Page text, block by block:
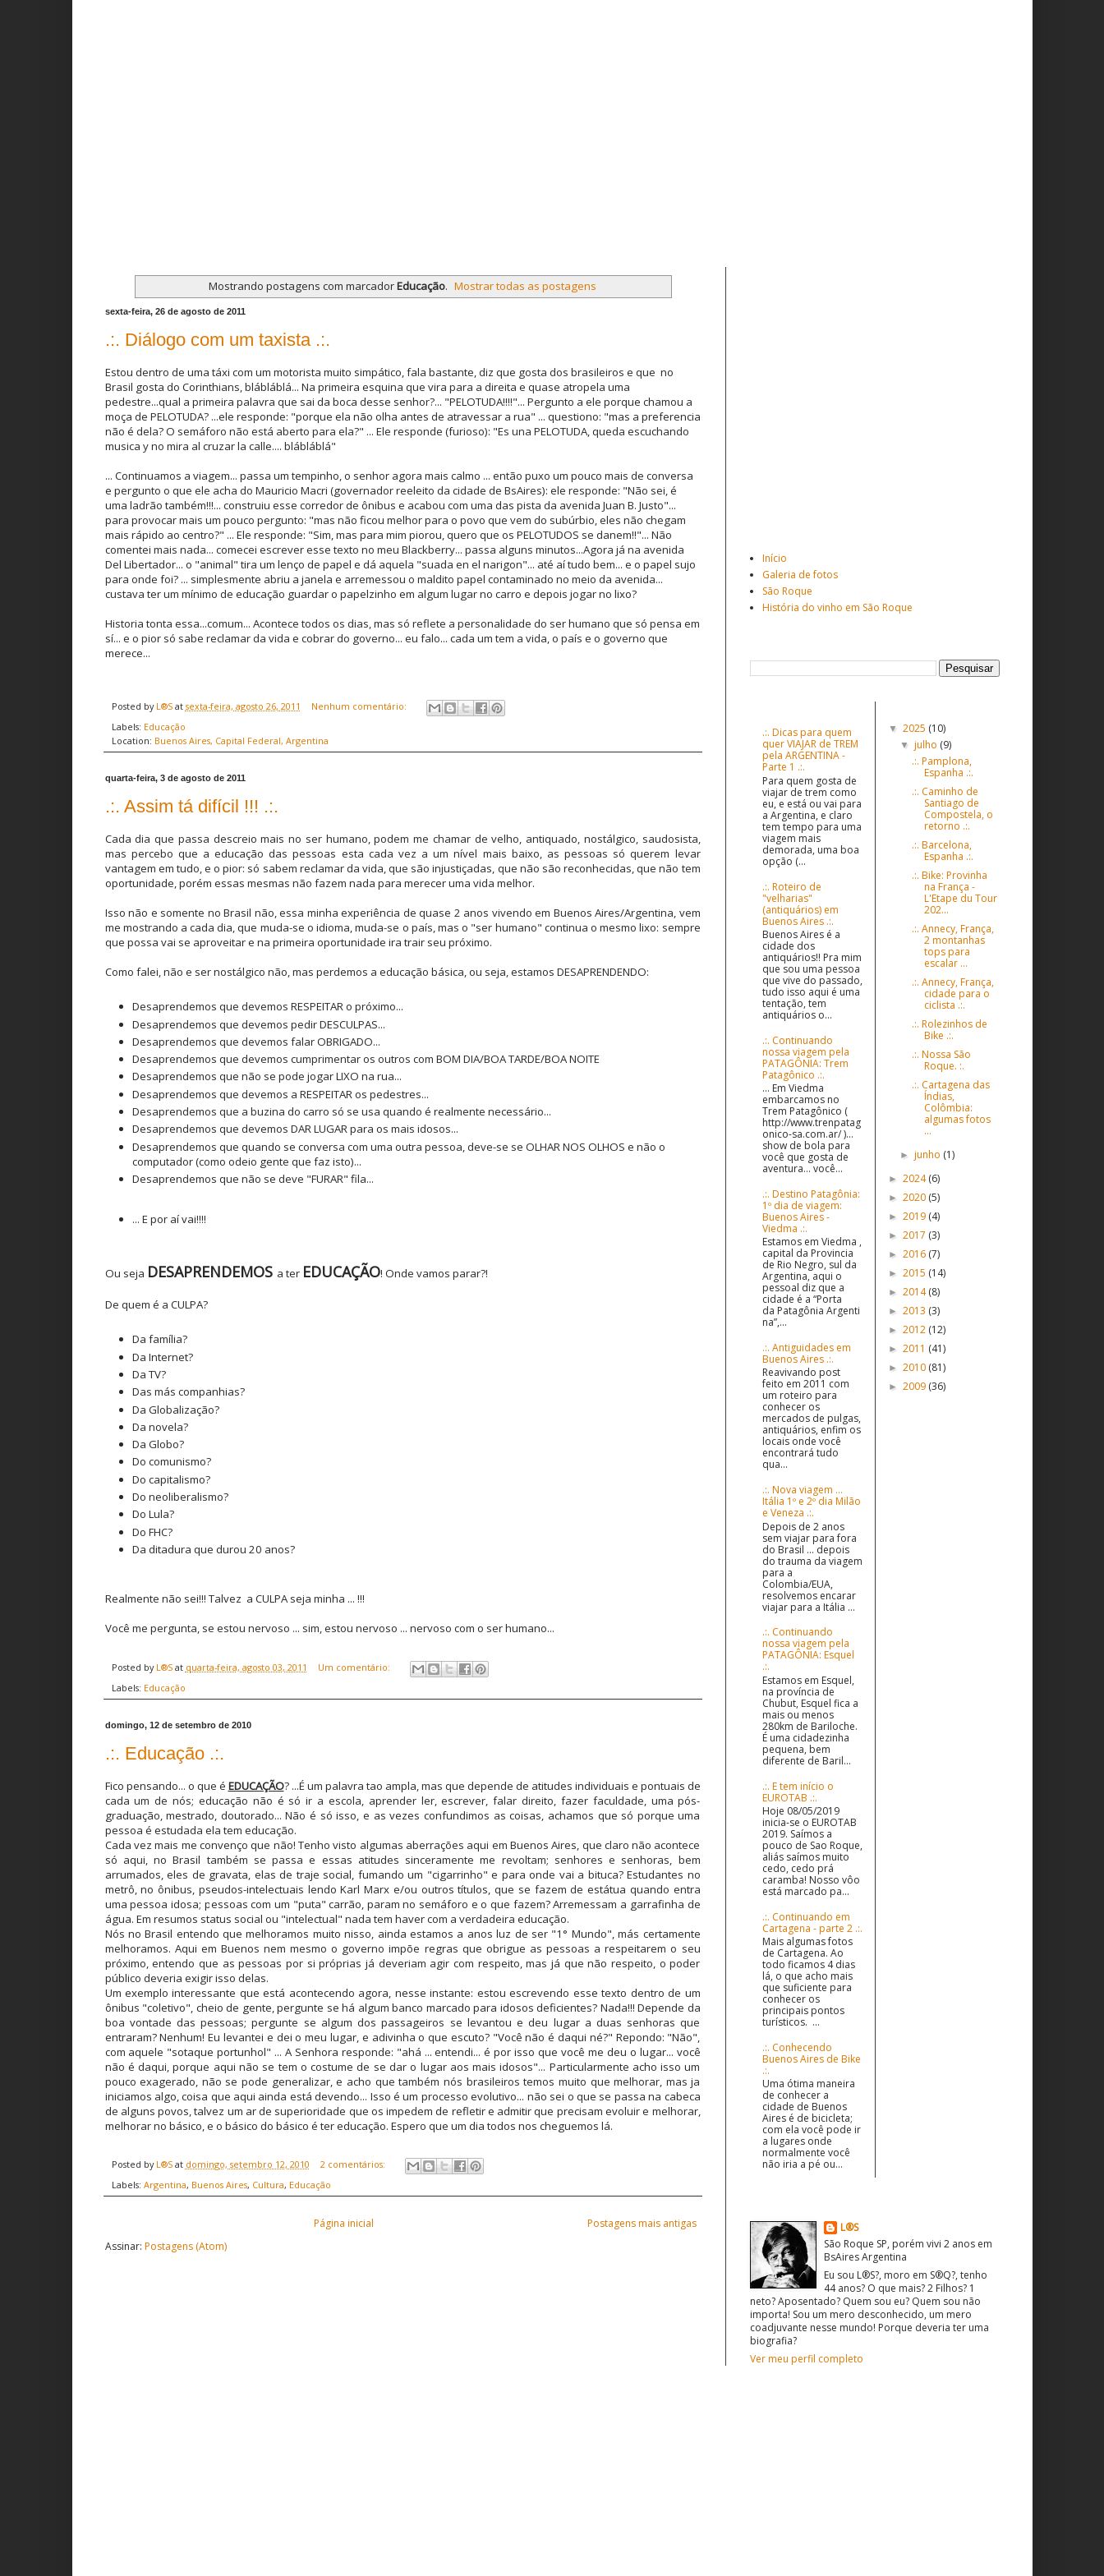
Mostrando postagens com marcadorEducação. Mostrar todas as postagens
sexta-feira, 26 de agosto de 2011
.:. Diálogo com um taxista .:.
Estou dentro de uma táxi com um motorista muito simpático, fala bastante, diz que gosta dos brasileiros e que no
Brasil gosta do Corinthians, blábláblá... Na primeira esquina que vira para a direita e quase atropela uma
pedestre...qual a primeira palavra que sai da boca desse senhor?... "PELOTUDA!!!!"... Pergunto a ele porque chamou a
moça de PELOTUDA? ...ele responde: "porque ela não olha antes de atravessar a rua" ... questiono: "mas a preferencia
não é dela? O semáforo não está aberto para ela?" ... Ele responde (furioso): "Es una PELOTUDA, queda escuchando
musica y no mira al cruzar la calle.... blábláblá"
... Continuamos a viagem... passa um tempinho, o senhor agora mais calmo ... então puxo um pouco mais de conversa
e pergunto o que ele acha do Mauricio Macri (governador reeleito da cidade de BsAires): ele responde: "Não sei, é
uma ladrão também!!!... construiu esse corredor de ônibus e acabou com uma das pista da avenida Juan B. Justo"...
para provocar mais um pouco pergunto: "mas não ficou melhor para o povo que vem do subúrbio, eles não chegam
mais rápido ao centro?" ... Ele responde: "Sim, mas para mim piorou, quero que os PELOTUDOS se danem!!"... Não
comentei mais nada... comecei escrever esse texto no meu Blackberry... passa alguns minutos...Agora já na avenida
Del Libertador... o "animal" tira um lenço de papel e dá aquela "suada en el narigon"... até aí tudo bem... e o papel sujo
para onde foi? ... simplesmente abriu a janela e arremessou o maldito papel contaminado no meio da avenida...
custava ter um mínimo de educação guardar o papelzinho em algum lugar no carro e depois jogar no lixo?
Historia tonta essa...comum... Acontece todos os dias, mas só reflete a personalidade do ser humano que só pensa em
sí... e o pior só sabe reclamar da vida e cobrar do governo... eu falo... cada um tem a vida, o país e o governo que
merece...
Posted by L®S at sexta-feira, agosto 26, 2011
Nenhum comentário:
Labels: Educação
Location: Buenos Aires, Capital Federal, Argentina
quarta-feira, 3 de agosto de 2011
.:. Assim tá difícil !!! .:.
Cada dia que passa descreio mais no ser humano, podem me chamar de velho, antiquado, nostálgico, saudosista,
mas percebo que a educação das pessoas esta cada vez a um nível mais baixo, as pessoas só querem levar
vantagem em tudo, e o pior: só sabem reclamar da vida, que são injustiçadas, que não são reconhecidas, que não tem
oportunidade, porém essas mesmas não fazem nada para merecer uma vida melhor.
Isso não e somente no Brasil não, essa minha experiência de quase 2 anos vivendo em Buenos Aires/Argentina, vem
me mostrando a cada dia, que muda-se o idioma, muda-se o país, mas o "ser humano" continua o mesmo lixo: sempre
que possa vai se aproveitar e na primeira oportunidade ira trair seu próximo.
Como falei, não e ser nostálgico não, mas perdemos a educação básica, ou seja, estamos DESAPRENDENDO:
Desaprendemos que devemos RESPEITAR o próximo...
Desaprendemos que devemos pedir DESCULPAS...
Desaprendemos que devemos falar OBRIGADO...
Desaprendemos que devemos cumprimentar os outros com BOM DIA/BOA TARDE/BOA NOITE
Desaprendemos que não se pode jogar LIXO na rua...
Desaprendemos que devemos a RESPEITAR os pedestres...
Desaprendemos que a buzina do carro só se usa quando é realmente necessário...
Desaprendemos que devemos DAR LUGAR para os mais idosos...
Desaprendemos que quando se conversa com uma outra pessoa, deve-se se OLHAR NOS OLHOS e não o
computador (como odeio gente que faz isto)...
Desaprendemos que não se deve "FURAR" fila...
... E por aí vai!!!!
Ou seja DESAPRENDEMOS a ter EDUCAÇÃO! Onde vamos parar?!
De quem é a CULPA?
Da família?
Da Internet?
Da TV?
Das más companhias?
Da Globalização?
Da novela?
Da Globo?
Do comunismo?
Do capitalismo?
Do neoliberalismo?
Do Lula?
Do FHC?
Da ditadura que durou 20 anos?
Realmente não sei!!! Talvez a CULPA seja minha ... !!!
Você me pergunta, se estou nervoso ... sim, estou nervoso ... nervoso com o ser humano...
Posted by L®S at quarta-feira, agosto 03, 2011
Um comentário:
Labels: Educação
domingo, 12 de setembro de 2010
.:. Educação .:.
Fico pensando... o que é EDUCAÇÃO? ...É um palavra tao ampla, mas que depende de atitudes individuais e pontuais de
cada um de nós; educação não é só ir a escola, aprender ler, escrever, falar direito, fazer faculdade, uma pós-
graduação, mestrado, doutorado... Não é só isso, e as vezes confundimos as coisas, achamos que só porque uma
pessoa é estudada ela tem educação.
Cada vez mais me convenço que não! Tenho visto algumas aberrações aqui em Buenos Aires, que claro não acontece
só aqui, no Brasil também se passa e essas atitudes sinceramente me revoltam; senhores e senhoras, bem
arrumados, eles de gravata, elas de traje social, fumando um "cigarrinho" e para onde vai a bituca? Estudantes no
metrô, no ônibus, pseudos-intelectuais lendo Karl Marx e/ou outros títulos, que se fazem de estátua quando entra
uma pessoa idosa; pessoas com um "puta" carrão, param no semáforo e o que fazem? Arremessam a garrafinha de
água. Em resumos status social ou "intelectual" nada tem haver com a verdadeira educação.
Nós no Brasil entendo que melhoramos muito nisso, ainda estamos a anos luz de ser "1° Mundo", más certamente
melhoramos. Aqui em Buenos nem mesmo o governo impõe regras que obrigue as pessoas a respeitarem o seu
próximo, entendo que as pessoas por si próprias já deveriam agir com respeito, mas já que não respeito, o poder
público deveria exigir isso delas.
Um exemplo interessante que está acontecendo agora, nesse instante: estou escrevendo esse texto dentro de um
ônibus "coletivo", cheio de gente, pergunte se há algum banco marcado para idosos deficientes? Nada!!! Depende da
boa vontade das pessoas; pergunte se algum dos passageiros se levantou e deu lugar a duas senhoras que
entraram? Nenhum! Eu levantei e dei o meu lugar, e adivinha o que escuto? "Você não é daqui né?" Repondo: "Não",
com aquele "sotaque portunhol" ... A Senhora responde: "ahá ... entendi... é por isso que você me deu o lugar... você
não é daqui, porque aqui não se tem o costume de se dar o lugar aos mais idosos"... Particularmente acho isso um
pouco exagerado, não se pode generalizar, e acho que também nós brasileiros temos muito que melhorar, mas ja
iniciamos algo, coisa que aqui ainda está devendo... Isso é um processo evolutivo... não sei o que se passa na cabeca
de alguns povos, talvez um ar de superioridade que os impedem de refletir e admitir que precisam evoluir e melhorar,
melhorar no básico, e o básico do básico é ter educação. Espero que um dia todos nos cheguemos lá.
Posted by L®S at domingo, setembro 12, 2010
2 comentários:
Labels: Argentina, Buenos Aires, Cultura, Educação
Postagens mais antigas
Página inicial
Assinar: Postagens (Atom)
Início
Galeria de fotos
São Roque
História do vinho em São Roque
.:. Dicas para quem
quer VIAJAR de TREM
pela ARGENTINA -
Parte 1 .:.
Para quem gosta de
viajar de trem como
eu, e está ou vai para
a Argentina, e claro
tem tempo para uma
viagem mais
demorada, uma boa
opção (...
.:. Roteiro de
"velharias"
(antiquários) em
Buenos Aires .:.
Buenos Aires é a
cidade dos
antiquários!! Pra mim
que sou uma pessoa
que vive do passado,
tudo isso aqui é uma
tentação, tem
antiquários o...
.:. Continuando
nossa viagem pela
PATAGÔNIA: Trem
Patagônico .:.
... Em Viedma
embarcamos no
Trem Patagônico (
http://www.trenpatag
onico-sa.com.ar/ )...
show de bola para
você que gosta de
aventura... você...
.:. Destino Patagônia:
1º dia de viagem:
Buenos Aires -
Viedma .:.
Estamos em Viedma ,
capital da Provincia
de Rio Negro, sul da
Argentina, aqui o
pessoal diz que a
cidade é a “Porta
da Patagônia Argenti
na”,...
.:. Antiguidades em
Buenos Aires .:.
Reavivando post
feito em 2011 com
um roteiro para
conhecer os
mercados de pulgas,
antiquários, enfim os
locais onde você
encontrará tudo
qua...
.:. Nova viagem ...
Itália 1º e 2º dia Milão
e Veneza .:.
Depois de 2 anos
sem viajar para fora
do Brasil ... depois
do trauma da viagem
para a
Colombia/EUA,
resolvemos encarar
viajar para a Itália ...
.:. Continuando
nossa viagem pela
PATAGÔNIA: Esquel
.:.
Estamos em Esquel,
na província de
Chubut, Esquel fica a
mais ou menos
280km de Bariloche.
É uma cidadezinha
pequena, bem
diferente de Baril...
.:. E tem início o
EUROTAB .:.
Hoje 08/05/2019
inicia-se o EUROTAB
2019. Saímos a
pouco de Sao Roque,
aliás saímos muito
cedo, cedo prá
caramba! Nosso vôo
está marcado pa...
.:. Continuando em
Cartagena - parte 2 .:.
Mais algumas fotos
de Cartagena. Ao
todo ficamos 4 dias
lá, o que acho mais
que suficiente para
conhecer os
principais pontos
turísticos. ...
.:. Conhecendo
Buenos Aires de Bike
.:.
Uma ótima maneira
de conhecer a
cidade de Buenos
Aires é de bicicleta;
com ela você pode ir
a lugares onde
normalmente você
não iria a pé ou...
▼ 2025 (10)
▼ julho (9)
.:. Pamplona,
Espanha .:.
.:. Caminho de
Santiago de
Compostela, o
retorno .:.
.:. Barcelona,
Espanha .:.
.:. Bike: Provinha
na França -
L'Etape du Tour
202...
.:. Annecy, França,
2 montanhas
tops para
escalar ...
.:. Annecy, França,
cidade para o
ciclista .:.
.:. Rolezinhos de
Bike .:.
.:. Nossa São
Roque. :.
.:. Cartagena das
Índias,
Colômbia:
algumas fotos
...
► junho (1)
► 2024(6)
► 2020 (5)
► 2019 (4)
► 2017 (3)
► 2016 (7)
► 2015 (14)
► 2014(8)
► 2013 (3)
► 2012 (12)
► 2011 (41)
► 2010 (81)
► 2009 (36)
L®S
São Roque SP, porém vivi 2 anos em
BsAires Argentina
Eu sou L®S?, moro em S®Q?, tenho
44 anos? O que mais? 2 Filhos? 1
neto? Aposentado? Quem sou eu? Quem sou não
importa! Sou um mero desconhecido, um mero
coadjuvante nesse mundo! Porque deveria ter uma
biografia?
Ver meu perfil completo